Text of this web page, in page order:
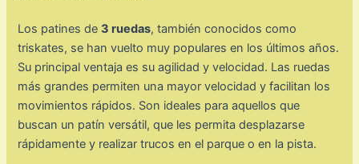
Los patines de 3 ruedas, también conocidos como
triskates, se han vuelto muy populares en los últimos años.
Su principal ventaja es su agilidad y velocidad. Las ruedas
más grandes permiten una mayor velocidad y facilitan los
movimientos rápidos. Son ideales para aquellos que
buscan un patín versátil, que les permita desplazarse
rápidamente y realizar trucos en el parque o en la pista.